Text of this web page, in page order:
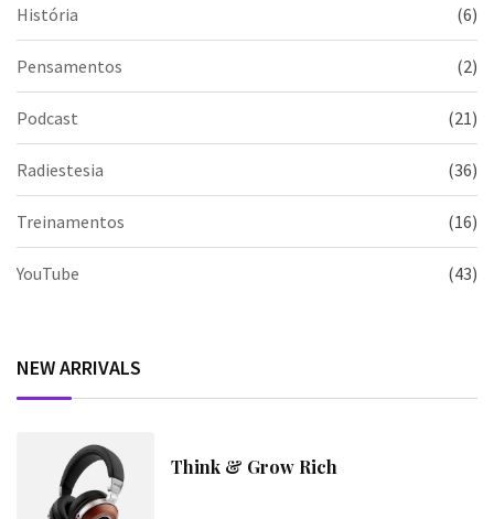
História (6)
Pensamentos (2)
Podcast (21)
Radiestesia (36)
Treinamentos (16)
YouTube (43)
NEW ARRIVALS
Think & Grow Rich